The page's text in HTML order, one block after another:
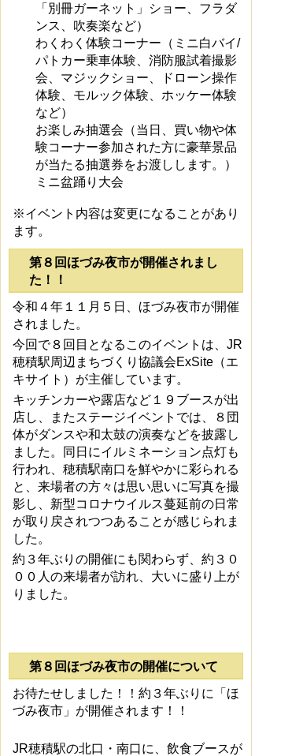
「別冊ガーネット」ショー、フラダ
ンス、吹奏楽など）
わくわく体験コーナー（ミニ白バイ/
パトカー乗車体験、消防服試着撮影
会、マジックショー、ドローン操作
体験、モルック体験、ホッケー体験
など）
お楽しみ抽選会（当日、買い物や体
験コーナー参加された方に豪華景品
が当たる抽選券をお渡しします。）
ミニ盆踊り大会
※イベント内容は変更になることがあり
ます。
第８回ほづみ夜市が開催されまし
た！！
令和４年１１月５日、ほづみ夜市が開催
されました。
今回で８回目となるこのイベントは、JR
穂積駅周辺まちづくり協議会ExSite（エ
キサイト）が主催しています。
キッチンカーや露店など１９ブースが出
店し、またステージイベントでは、８団
体がダンスや和太鼓の演奏などを披露し
ました。同日にイルミネーション点灯も
行われ、穂積駅南口を鮮やかに彩られる
と、来場者の方々は思い思いに写真を撮
影し、新型コロナウイルス蔓延前の日常
が取り戻されつつあることが感じられま
した。
約３年ぶりの開催にも関わらず、約３０
００人の来場者が訪れ、大いに盛り上が
りました。
第８回ほづみ夜市の開催について
お待たせしました！！約３年ぶりに「ほ
づみ夜市」が開催されます！！
JR穂積駅の北口・南口に、飲食ブースが